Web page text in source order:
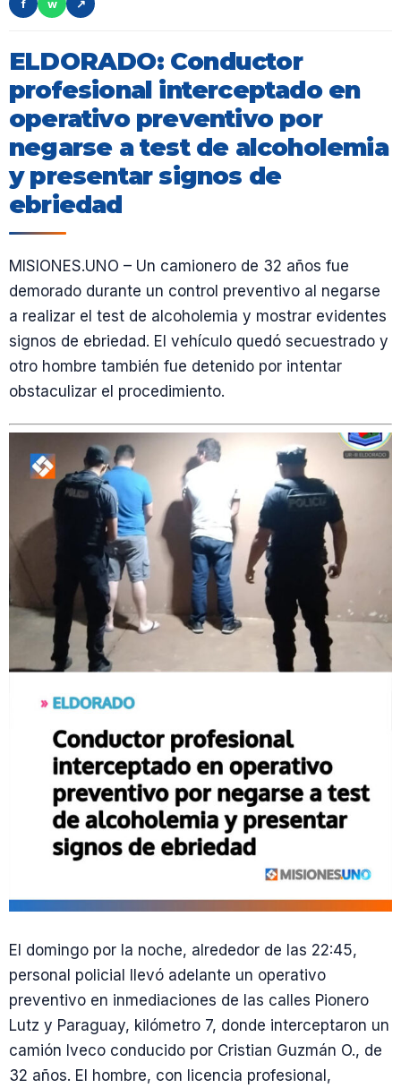
f
w ↗
ELDORADO: Conductor
profesional interceptado en
operativo preventivo por
negarse a test de alcoholemia
y presentar signos de
ebriedad
MISIONES.UNO – Un camionero de 32 años fue
demorado durante un control preventivo al negarse
a realizar el test de alcoholemia y mostrar evidentes
signos de ebriedad. El vehículo quedó secuestrado y
otro hombre también fue detenido por intentar
obstaculizar el procedimiento.
El domingo por la noche, alrededor de las 22:45,
personal policial llevó adelante un operativo
preventivo en inmediaciones de las calles Pionero
Lutz y Paraguay, kilómetro 7, donde interceptaron un
camión Iveco conducido por Cristian Guzmán O., de
32 años. El hombre, con licencia profesional,